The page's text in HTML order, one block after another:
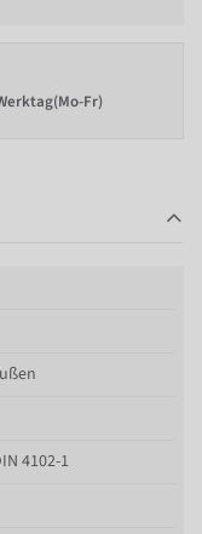
Fr)
4102-1